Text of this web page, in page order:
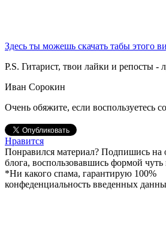
Здесь ты можешь скачать табы этого
P.S. Гитарист, твои лайки и репосты -
Иван Сорокин
Очень обяжите, если воспользуетесь
Нравится
Понравился материал? Подпишись на
блога, воспользовавшись формой чуть
*Ни какого спама, гарантирую 100%
конфеденциальность введенных